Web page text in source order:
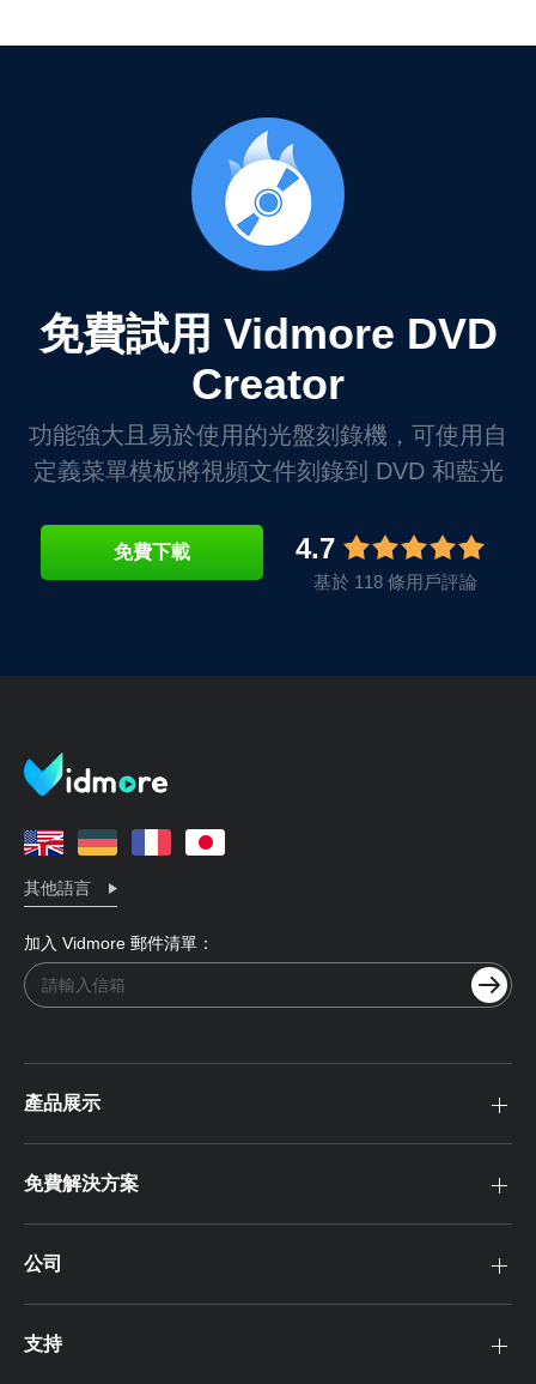
免費試用 Vidmore DVD
Creator
功能強大且易於使用的光盤刻錄機，可使用自
定義菜單模板將視頻文件刻錄到 DVD 和藍光
免費下載 4.7
基於 118 條用戶評論
其他語言
加入 Vidmore 郵件清單：
產品展示
免費解決方案
公司
支持